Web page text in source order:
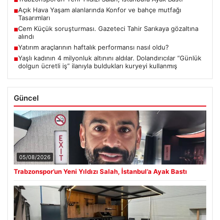
■Açık Hava Yaşam alanlarında Konfor ve bahçe mutfağı
Tasarımları
■Cem Küçük soruşturması. Gazeteci Tahir Sarıkaya gözaltına
alındı
■Yatırım araçlarının haftalık performansı nasıl oldu?
■Yaşlı kadının 4 milyonluk altınını aldılar. Dolandırıcılar “Günlük
dolgun ücretli iş” ilanıyla buldukları kuryeyi kullanmış
Güncel
05/08/2026
Trabzonspor’un Yeni Yıldızı Salah, İstanbul’a Ayak Bastı